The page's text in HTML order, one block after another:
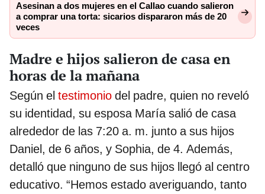
Asesinan a dos mujeres en el Callao cuando salieron
a comprar una torta: sicarios dispararon más de 20
veces
Madre e hijos salieron de casa en
horas de la mañana
Según el testimonio del padre, quien no reveló
su identidad, su esposa María salió de casa
alrededor de las 7:20 a. m. junto a sus hijos
Daniel, de 6 años, y Sophia, de 4. Además,
detalló que ninguno de sus hijos llegó al centro
educativo. “Hemos estado averiguando, tanto